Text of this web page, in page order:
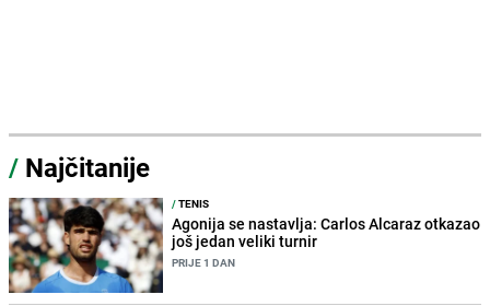
/ Najčitanije
/TENIS
Agonija se nastavlja: Carlos Alcaraz otkazao
još jedan veliki turnir
PRIJE 1 DAN